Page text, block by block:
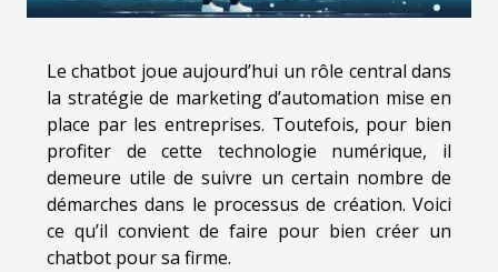
Le chatbot joue aujourd’hui un rôle central dans
la stratégie de marketing d’automation mise en
place par les entreprises. Toutefois, pour bien
profiter de cette technologie numérique, il
demeure utile de suivre un certain nombre de
démarches dans le processus de création. Voici
ce qu’il convient de faire pour bien créer un
chatbot pour sa firme.